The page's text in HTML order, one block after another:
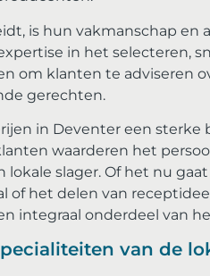
is hun vakmanschap en
in het selecteren,
om klanten te adviseren
gerechten.
in Deventer een sterke
waarderen het
slager. Of het nu
of het delen van
integraal onderdeel van
van de